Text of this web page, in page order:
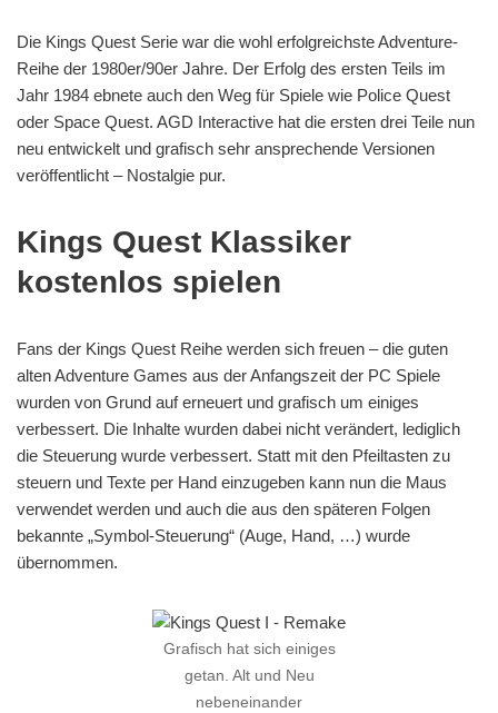
Die Kings Quest Serie war die wohl erfolgreichste Adventure-
Reihe der 1980er/90er Jahre. Der Erfolg des ersten Teils im
Jahr 1984 ebnete auch den Weg für Spiele wie Police Quest
oder Space Quest. AGD Interactive hat die ersten drei Teile nun
neu entwickelt und grafisch sehr ansprechende Versionen
veröffentlicht – Nostalgie pur.
Kings Quest Klassiker
kostenlos spielen
Fans der Kings Quest Reihe werden sich freuen – die guten
alten Adventure Games aus der Anfangszeit der PC Spiele
wurden von Grund auf erneuert und grafisch um einiges
verbessert. Die Inhalte wurden dabei nicht verändert, lediglich
die Steuerung wurde verbessert. Statt mit den Pfeiltasten zu
steuern und Texte per Hand einzugeben kann nun die Maus
verwendet werden und auch die aus den späteren Folgen
bekannte „Symbol-Steuerung“ (Auge, Hand, …) wurde
übernommen.
Grafisch hat sich einiges
getan. Alt und Neu
nebeneinander